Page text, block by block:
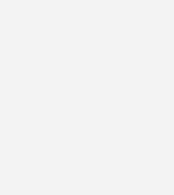
müssen. Durch die Absenkung zum
auf 77,53 Euro.
Erhebung der EEG-
auf null wirksam bleibt, muss
Gesetz beschlossen werden, denn das
der Kostenbelastungen durch die EEG-
dieser Absenkung an die
Mai 2022
Energien-Gesetz (EEG), die die Höhe der
Dezember 2022 regelt.